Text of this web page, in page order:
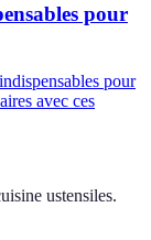
pour
pour
avec ces
ustensiles.